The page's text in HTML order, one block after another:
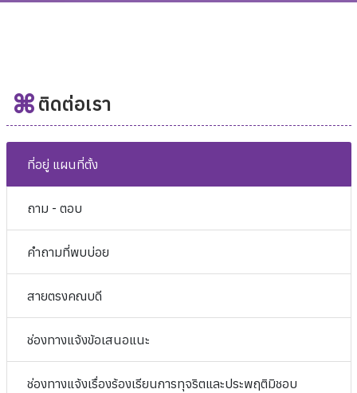
ติดต่อเรา
ที่อยู่ แผนที่ตั้ง
ถาม - ตอบ
คำถามที่พบบ่อย
สายตรงคณบดี
ช่องทางแจ้งข้อเสนอแนะ
ช่องทางแจ้งเรื่องร้องเรียนการทุจริตและประพฤติมิชอบ